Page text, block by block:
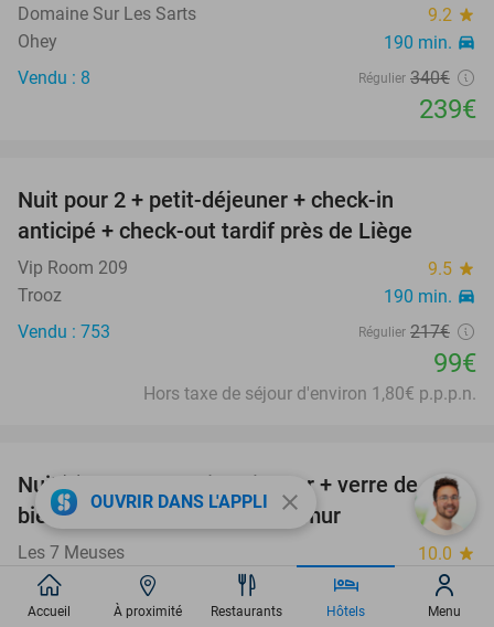
Domaine Sur Les Sarts 9.2 star
Ohey 190 min. directions_car
Vendu : 8 Régulier 340€
239€
Nuit pour 2 + petit-déjeuner + check-in
anticipé + check-out tardif près de Liège
Vip Room 209 9.5 star
Trooz 190 min. directions_car
Vendu : 753 Régulier 217€
99€
Hors taxe de séjour d'environ 1,80€ p.p.p.n.
19%
Nuit(s) pour 2 + petit-déjeuner + verre de
bienvenue et plus près de Namur
Les 7 Meuses 10.0 star
Profondeville 191 min.
Vendu : 8 Régulier 245€
OUVRIR DANS L'APPLI close
Accueil À proximité Restaurants Hôtels Menu